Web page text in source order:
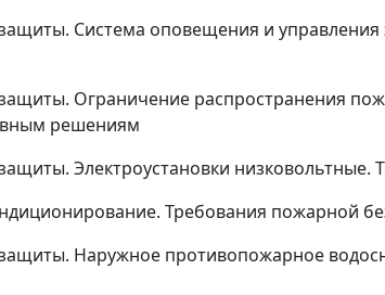
Система оповещения и
Ограничение распространения
решениям
Электроустановки низковольтные.
Требования пожарной
Наружное противопожарное